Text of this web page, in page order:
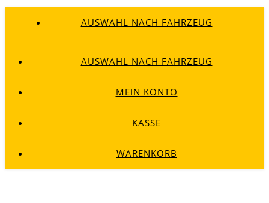
AUSWAHL NACH FAHRZEUG
AUSWAHL NACH FAHRZEUG
MEIN KONTO
KASSE
WARENKORB